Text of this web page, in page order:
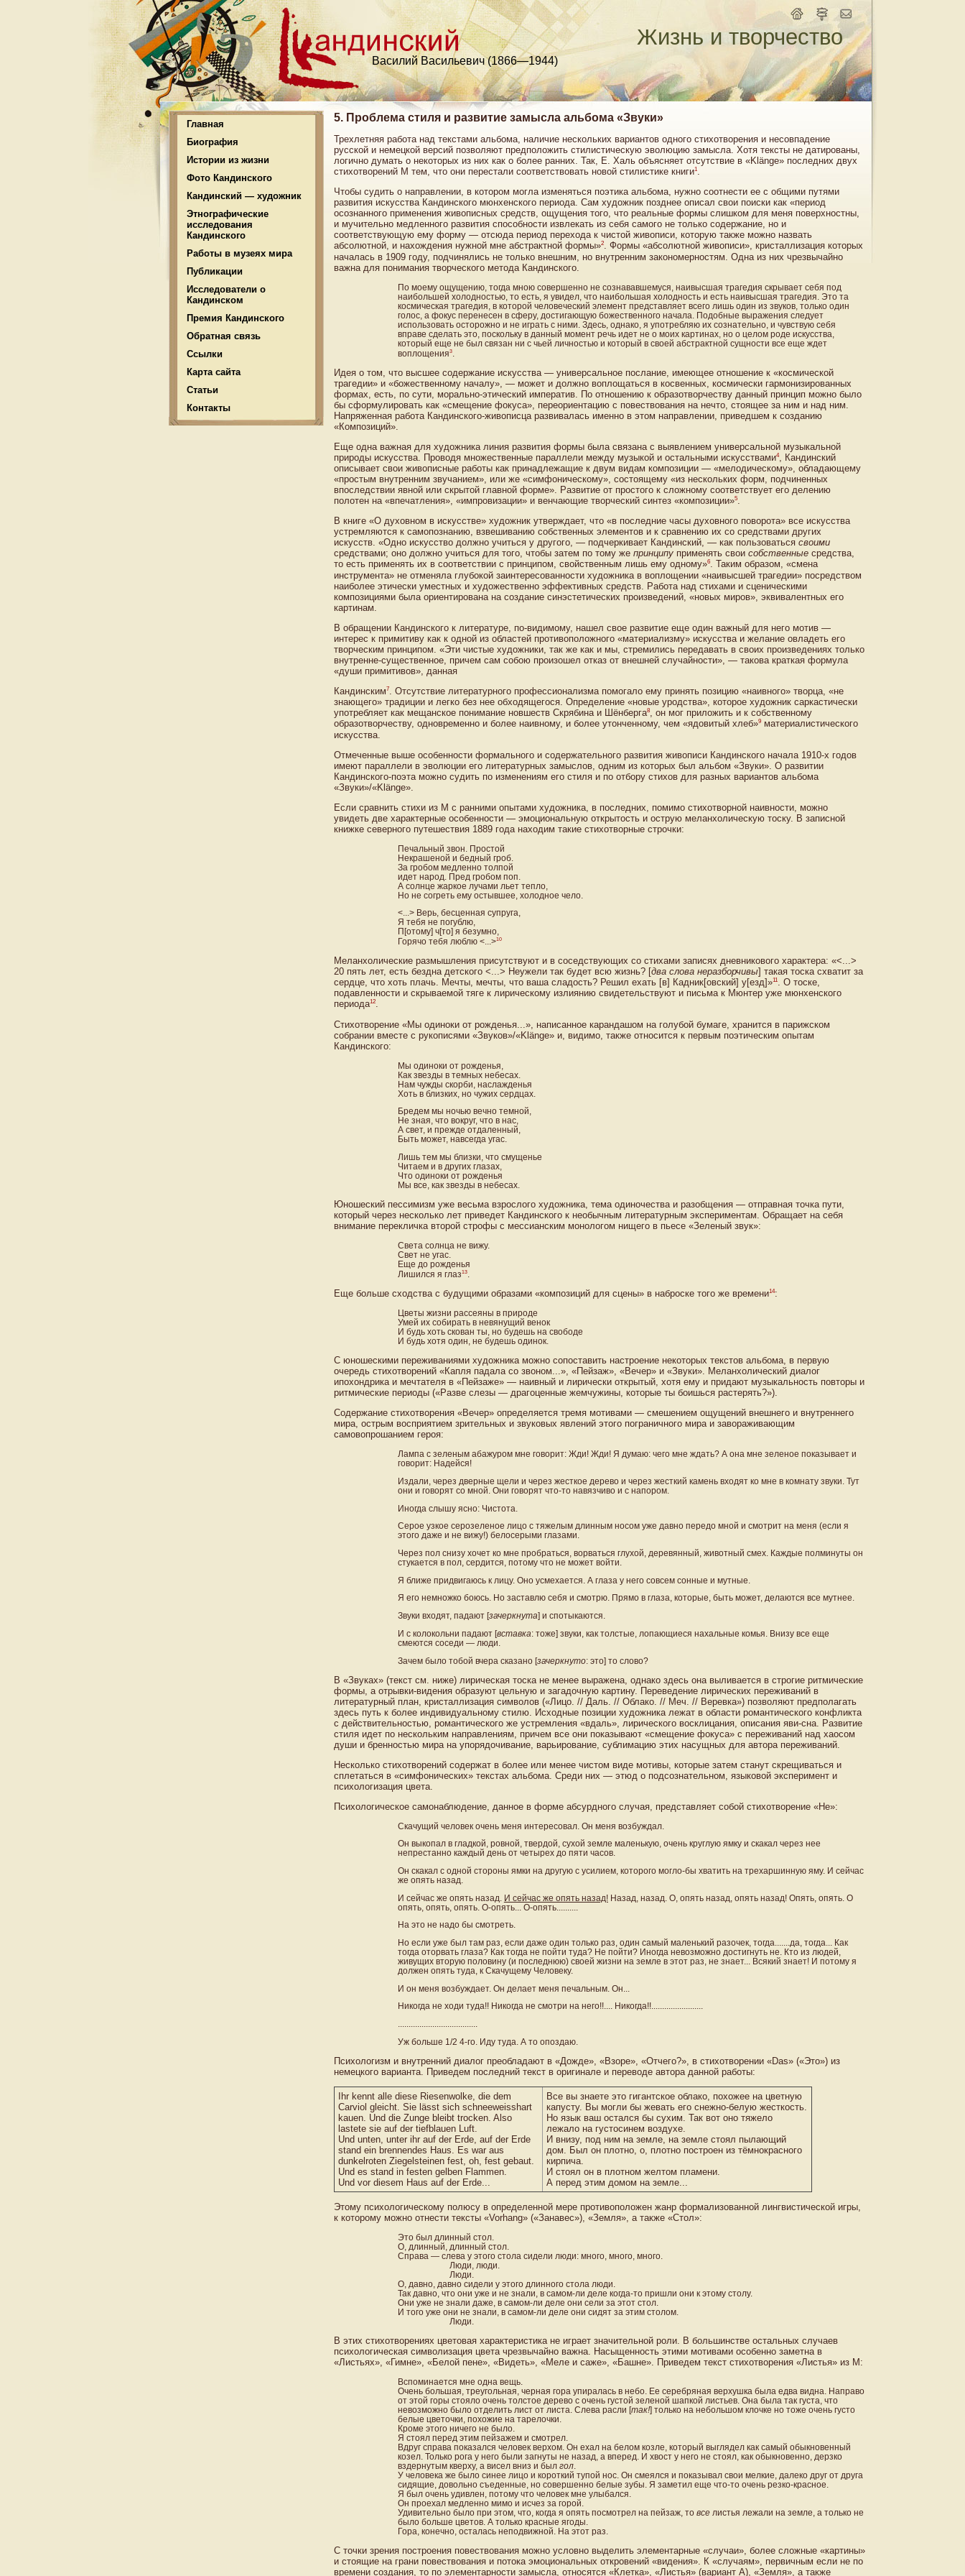
Василий Васильевич (1866—1944)
Жизнь и творчество
Главная
Биография
Истории из жизни
Фото Кандинского
Кандинский — художник
Этнографические
исследования
Кандинского
Работы в музеях мира
Публикации
Исследователи о
Кандинском
Премия Кандинского
Обратная связь
Ссылки
Карта сайта
Статьи
Контакты
5. Проблема стиля и развитие замысла альбома «Звуки»
Трехлетняя работа над текстами альбома, наличие нескольких вариантов одного стихотворения и несовпадение
русской и немецкой версий позволяют предположить стилистическую эволюцию замысла. Хотя тексты не датированы,
логично думать о некоторых из них как о более ранних. Так, Е. Халь объясняет отсутствие в «Klänge» последних двух
стихотворений M тем, что они перестали соответствовать новой стилистике книги1.
Чтобы судить о направлении, в котором могла изменяться поэтика альбома, нужно соотнести ее с общими путями
развития искусства Кандинского мюнхенского периода. Сам художник позднее описал свои поиски как «период
осознанного применения живописных средств, ощущения того, что реальные формы слишком для меня поверхностны,
и мучительно медленного развития способности извлекать из себя самого не только содержание, но и
соответствующую ему форму — отсюда период перехода к чистой живописи, которую также можно назвать
абсолютной, и нахождения нужной мне абстрактной формы»2. Формы «абсолютной живописи», кристаллизация которых
началась в 1909 году, подчинялись не только внешним, но внутренним закономерностям. Одна из них чрезвычайно
важна для понимания творческого метода Кандинского.
По моему ощущению, тогда мною совершенно не сознававшемуся, наивысшая трагедия скрывает себя под
наибольшей холодностью, то есть, я увидел, что наибольшая холодность и есть наивысшая трагедия. Это та
космическая трагедия, в которой человеческий элемент представляет всего лишь один из звуков, только один
голос, а фокус перенесен в сферу, достигающую божественного начала. Подобные выражения следует
использовать осторожно и не играть с ними. Здесь, однако, я употребляю их сознательно, и чувствую себя
вправе сделать это, поскольку в данный момент речь идет не о моих картинах, но о целом роде искусства,
который еще не был связан ни с чьей личностью и который в своей абстрактной сущности все еще ждет
воплощения3.
Идея о том, что высшее содержание искусства — универсальное послание, имеющее отношение к «космической
трагедии» и «божественному началу», — может и должно воплощаться в косвенных, космически гармонизированных
формах, есть, по сути, морально-этический императив. По отношению к образотворчеству данный принцип можно было
бы сформулировать как «смещение фокуса», переориентацию с повествования на нечто, стоящее за ним и над ним.
Напряженная работа Кандинского-живописца развивалась именно в этом направлении, приведшем к созданию
«Композиций».
Еще одна важная для художника линия развития формы была связана с выявлением универсальной музыкальной
природы искусства. Проводя множественные параллели между музыкой и остальными искусствами4, Кандинский
описывает свои живописные работы как принадлежащие к двум видам композиции — «мелодическому», обладающему
«простым внутренним звучанием», или же «симфоническому», состоящему «из нескольких форм, подчиненных
впоследствии явной или скрытой главной форме». Развитие от простого к сложному соответствует его делению
полотен на «впечатления», «импровизации» и венчающие творческий синтез «композиции»5.
В книге «О духовном в искусстве» художник утверждает, что «в последние часы духовного поворота» все искусства
устремляются к самопознанию, взвешиванию собственных элементов и к сравнению их со средствами других
искусств. «Одно искусство должно учиться у другого, — подчеркивает Кандинский, — как пользоваться своими
средствами; оно должно учиться для того, чтобы затем по тому же принципу применять свои собственные средства,
то есть применять их в соответствии с принципом, свойственным лишь ему одному»6. Таким образом, «смена
инструмента» не отменяла глубокой заинтересованности художника в воплощении «наивысшей трагедии» посредством
наиболее этически уместных и художественно эффективных средств. Работа над стихами и сценическими
композициями была ориентирована на создание синэстетических произведений, «новых миров», эквивалентных его
картинам.
В обращении Кандинского к литературе, по-видимому, нашел свое развитие еще один важный для него мотив —
интерес к примитиву как к одной из областей противоположного «материализму» искусства и желание овладеть его
творческим принципом. «Эти чистые художники, так же как и мы, стремились передавать в своих произведениях только
внутренне-существенное, причем сам собою произошел отказ от внешней случайности», — такова краткая формула
«души примитивов», данная
Кандинским7
. Отсутствие литературного профессионализма помогало ему принять позицию «наивного» творца, «не
знающего» традиции и легко без нее обходящегося. Определение «новые уродства», которое художник саркастически
употребляет как мещанское понимание новшеств Скрябина и Шёнберга8, он мог приложить и к собственному
образотворчеству, одновременно и более наивному, и более утонченному, чем «ядовитый хлеб»9 материалистического
искусства.
Отмеченные выше особенности формального и содержательного развития живописи Кандинского начала 1910-х годов
имеют параллели в эволюции его литературных замыслов, одним из которых был альбом «Звуки». О развитии
Кандинского-поэта можно судить по изменениям его стиля и по отбору стихов для разных вариантов альбома
«Звуки»/«Klänge».
Если сравнить стихи из M с ранними опытами художника, в последних, помимо стихотворной наивности, можно
увидеть две характерные особенности — эмоциональную открытость и острую меланхолическую тоску. В записной
книжке северного путешествия 1889 года находим такие стихотворные строчки:
Печальный звон. Простой
Некрашеной и бедный гроб.
За гробом медленно толпой
идет народ. Пред гробом поп.
А солнце жаркое лучами льет тепло,
Но не согреть ему остывшее, холодное чело.
<...> Верь, бесценная супруга,
Я тебя не погублю,
П[отому] ч[то] я безумно,
Горячо тебя люблю <...>10
Меланхолические размышления присутствуют и в соседствующих со стихами записях дневникового характера: «<...>
20 пять лет, есть бездна детского <...> Неужели так будет всю жизнь? [два слова неразборчивы] такая тоска схватит за
сердце, что хоть плачь. Мечты, мечты, что ваша сладость? Решил ехать [в] Кадник[овский] у[езд]»11. О тоске,
подавленности и скрываемой тяге к лирическому излиянию свидетельствуют и письма к Мюнтер уже мюнхенского
периода12.
Стихотворение «Мы одиноки от рожденья...», написанное карандашом на голубой бумаге, хранится в парижском
собрании вместе с рукописями «Звуков»/«Klänge» и, видимо, также относится к первым поэтическим опытам
Кандинского:
Мы одиноки от рожденья,
Как звезды в темных небесах.
Нам чужды скорби, наслажденья
Хоть в близких, но чужих сердцах.
Бредем мы ночью вечно темной,
Не зная, что вокруг, что в нас,
А свет, и прежде отдаленный,
Быть может, навсегда угас.
Лишь тем мы близки, что смущенье
Читаем и в других глазах,
Что одиноки от рожденья
Мы все, как звезды в небесах.
Юношеский пессимизм уже весьма взрослого художника, тема одиночества и разобщения — отправная точка пути,
который через несколько лет приведет Кандинского к необычным литературным экспериментам. Обращает на себя
внимание перекличка второй строфы с мессианским монологом нищего в пьесе «Зеленый звук»:
Света солнца не вижу.
Свет не угас.
Еще до рожденья
Лишился я глаз13.
Еще больше сходства с будущими образами «композиций для сцены» в наброске того же времени14:
Цветы жизни рассеяны в природе
Умей их собирать в невянущий венок
И будь хоть скован ты, но будешь на свободе
И будь хотя один, не будешь одинок.
С юношескими переживаниями художника можно сопоставить настроение некоторых текстов альбома, в первую
очередь стихотворений «Капля падала со звоном...», «Пейзаж», «Вечер» и «Звуки». Меланхолический диалог
ипохондрика и мечтателя в «Пейзаже» — наивный и лирически открытый, хотя ему и придают музыкальность повторы и
ритмические периоды («Разве слезы — драгоценные жемчужины, которые ты боишься растерять?»).
Содержание стихотворения «Вечер» определяется тремя мотивами — смешением ощущений внешнего и внутреннего
мира, острым восприятием зрительных и звуковых явлений этого пограничного мира и завораживающим
самовопрошанием героя:
Лампа с зеленым абажуром мне говорит: Жди! Жди! Я думаю: чего мне ждать? А она мне зеленое показывает и
говорит: Надейся!
Издали, через дверные щели и через жесткое дерево и через жесткий камень входят ко мне в комнату звуки. Тут
они и говорят со мной. Они говорят что-то навязчиво и с напором.
Иногда слышу ясно: Чистота.
Серое узкое серозеленое лицо с тяжелым длинным носом уже давно передо мной и смотрит на меня (если я
этого даже и не вижу!) белосерыми глазами.
Через пол снизу хочет ко мне пробраться, ворваться глухой, деревянный, животный смех. Каждые полминуты он
стукается в пол, сердится, потому что не может войти.
Я ближе придвигаюсь к лицу. Оно усмехается. А глаза у него совсем сонные и мутные.
Я его немножко боюсь. Но заставлю себя и смотрю. Прямо в глаза, которые, быть может, делаются все мутнее.
Звуки входят, падают [зачеркнута] и спотыкаются.
И с колокольни падают [вставка: тоже] звуки, как толстые, лопающиеся нахальные комья. Внизу все еще
смеются соседи — люди.
Зачем было тобой вчера сказано [зачеркнуто: это] то слово?
В «Звуках» (текст см. ниже) лирическая тоска не менее выражена, однако здесь она выливается в строгие ритмические
формы, а отрывки-видения образуют цельную и загадочную картину. Переведение лирических переживаний в
литературный план, кристаллизация символов («Лицо. // Даль. // Облако. // Меч. // Веревка») позволяют предполагать
здесь путь к более индивидуальному стилю. Исходные позиции художника лежат в области романтического конфликта
с действительностью, романтического же устремления «вдаль», лирического восклицания, описания яви-сна. Развитие
стиля идет по нескольким направлениям, причем все они показывают «смещение фокуса» с переживаний над хаосом
души и бренностью мира на упорядочивание, варьирование, сублимацию этих насущных для автора переживаний.
Несколько стихотворений содержат в более или менее чистом виде мотивы, которые затем станут скрещиваться и
сплетаться в «симфонических» текстах альбома. Среди них — этюд о подсознательном, языковой эксперимент и
психологизация цвета.
Психологическое самонаблюдение, данное в форме абсурдного случая, представляет собой стихотворение «Не»:
Скачущий человек очень меня интересовал. Он меня возбуждал.
Он выкопал в гладкой, ровной, твердой, сухой земле маленькую, очень круглую ямку и скакал через нее
непрестанно каждый день от четырех до пяти часов.
Он скакал с одной стороны ямки на другую с усилием, которого могло-бы хватить на трехаршинную яму. И сейчас
же опять назад.
И сейчас же опять назад. И сейчас же опять назад!Назад, назад. О, опять назад, опять назад! Опять, опять. О
опять, опять, опять. О-опять... О-опять..........
На это не надо бы смотреть.
Но если уже был там раз, если даже один только раз, один самый маленький разочек, тогда.......да, тогда... Как
тогда оторвать глаза? Как тогда не пойти туда? Не пойти? Иногда невозможно достигнуть не. Кто из людей,
живущих вторую половину (и последнюю) своей жизни на земле в этот раз, не знает... Всякий знает! И потому я
должен опять туда, к Скачущему Человеку.
И он меня возбуждает. Он делает меня печальным. Он...
Никогда не ходи туда!! Никогда не смотри на него!!.... Никогда!!........................
Уж больше 1/2 4-го. Иду туда. А то опоздаю.
Психологизм и внутренний диалог преобладают в «Дожде», «Взоре», «Отчего?», в стихотворении «Das» («Это») из
немецкого варианта. Приведем последний текст в оригинале и переводе автора данной работы:
Ihr kennt alle diese Riesenwolke, die dem
Carviol gleicht. Sie lässt sich schneeweisshart
kauen. Und die Zunge bleibt trocken. Also
lastete sie auf der tiefblauen Luft.
Und unten, unter ihr auf der Erde, auf der Erde
stand ein brennendes Haus. Es war aus
dunkelroten Ziegelsteinen fest, oh, fest gebaut.
Und es stand in festen gelben Flammen.
Und vor diesem Haus auf der Erde...
Все вы знаете это гигантское облако, похожее на цветную
капусту. Вы могли бы жевать его снежно-белую жесткость.
Но язык ваш остался бы сухим. Так вот оно тяжело
лежало на густосинем воздухе.
И внизу, под ним на земле, на земле стоял пылающий
дом. Был он плотно, о, плотно построен из тёмнокрасного
кирпича.
И стоял он в плотном желтом пламени.
А перед этим домом на земле...
Этому психологическому полюсу в определенной мере противоположен жанр формализованной лингвистической игры,
к которому можно отнести тексты «Vorhang» («Занавес»), «Земля», а также «Стол»:
Это был длинный стол.
О, длинный, длинный стол.
Справа — слева у этого стола сидели люди: много, много, много.
Люди, люди.
Люди.
О, давно, давно сидели у этого длинного стола люди.
Так давно, что они уже и не знали, в самом-ли деле когда-то пришли они к этому столу.
Они уже не знали даже, в самом-ли деле они сели за этот стол.
И того уже они не знали, в самом-ли деле они сидят за этим столом.
Люди.
В этих стихотворениях цветовая характеристика не играет значительной роли. В большинстве остальных случаев
психологическая символизация цвета чрезвычайно важна. Насыщенность этими мотивами особенно заметна в
«Листьях», «Гимне», «Белой пене», «Видеть», «Меле и саже», «Башне». Приведем текст стихотворения «Листья» из М:
Вспоминается мне одна вещь.
Очень большая, треугольная, черная гора упиралась в небо. Ее серебряная верхушка была едва видна. Направо
от этой горы стояло очень толстое дерево с очень густой зеленой шапкой листьев. Она была так густа, что
невозможно было отделить лист от листа. Слева расли [так!] только на небольшом клочке но тоже очень густо
белые цветочки, похожие на тарелочки.
Кроме этого ничего не было.
Я стоял перед этим пейзажем и смотрел.
Вдруг справа показался человек верхом. Он ехал на белом козле, который выглядел как самый обыкновенный
козел. Только рога у него были загнуты не назад, а вперед. И хвост у него не стоял, как обыкновенно, дерзко
вздернутым кверху, а висел вниз и был гол.
У человека же было синее лицо и короткий тупой нос. Он смеялся и показывал свои мелкие, далеко друг от друга
сидящие, довольно съеденные, но совершенно белые зубы. Я заметил еще что-то очень резко-красное.
Я был очень удивлен, потому что человек мне улыбался.
Он проехал медленно мимо и исчез за горой.
Удивительно было при этом, что, когда я опять посмотрел на пейзаж, то вселистья лежали на земле, а только не
было больше цветов. А только красные ягоды.
Гора, конечно, осталась неподвижной. На этот раз.
С точки зрения построения повествования можно условно выделить элементарные «случаи», более сложные «картины»
и стоящие на грани повествования и потока эмоциональных откровений «видения». К «случаям», первичным если не по
времени создания, то по элементарности замысла, относятся «Клетка», «Листья» (вариант А), «Земля», а также